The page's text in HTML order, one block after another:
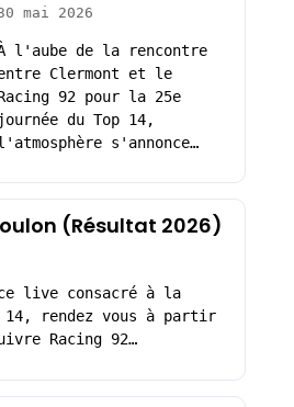
mai 2026
l'aube de la rencontre
Clermont et le
92 pour la 25e
journée du Top 14,
s'annonce…
(Résultat 2026)
ce live consacré à la
14, rendez vous à partir
Racing 92…